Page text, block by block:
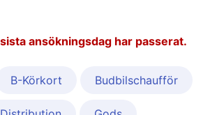
ansökningsdag har passerat.
B-Körkort Budbilschaufför